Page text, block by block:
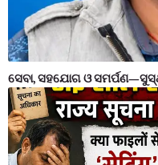
ସେବା, ସହଯୋଗ ଓ